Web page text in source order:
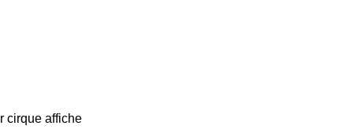
cirque affiche